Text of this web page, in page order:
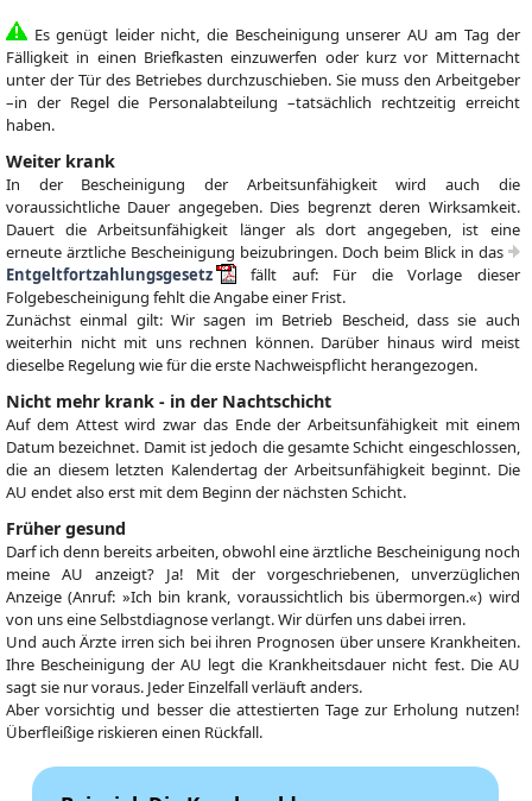
Es genügt leider nicht, die Bescheinigung unserer AU am Tag der
Fälligkeit in einen Briefkasten einzuwerfen oder kurz vor Mitternacht
unter der Tür des Betriebes durchzuschieben. Sie muss den Arbeitgeber
–in der Regel die Personalabteilung –tatsächlich rechtzeitig erreicht
haben.
Weiter krank
In der Bescheinigung der Arbeitsunfähigkeit wird auch die
voraussichtliche Dauer angegeben. Dies begrenzt deren Wirksamkeit.
Dauert die Arbeitsunfähigkeit länger als dort angegeben, ist eine
erneute ärztliche Bescheinigung beizubringen. Doch beim Blick in das
Entgeltfortzahlungsgesetz
fällt auf: Für die Vorlage dieser
Folgebescheinigung fehlt die Angabe einer Frist.
Zunächst einmal gilt: Wir sagen im Betrieb Bescheid, dass sie auch
weiterhin nicht mit uns rechnen können. Darüber hinaus wird meist
dieselbe Regelung wie für die erste Nachweispflicht herangezogen.
Nicht mehr krank - in der Nachtschicht
Auf dem Attest wird zwar das Ende der Arbeitsunfähigkeit mit einem
Datum bezeichnet. Damit ist jedoch die gesamte Schicht eingeschlossen,
die an diesem letzten Kalendertag der Arbeitsunfähigkeit beginnt. Die
AU endet also erst mit dem Beginn der nächsten Schicht.
Früher gesund
Darf ich denn bereits arbeiten, obwohl eine ärztliche Bescheinigung noch
meine AU anzeigt? Ja! Mit der vorgeschriebenen, unverzüglichen
Anzeige (Anruf: »Ich bin krank, voraussichtlich bis übermorgen.«) wird
von uns eine Selbstdiagnose verlangt. Wir dürfen uns dabei irren.
Und auch Ärzte irren sich bei ihren Prognosen über unsere Krankheiten.
Ihre Bescheinigung der AU legt die Krankheitsdauer nicht fest. Die AU
sagt sie nur voraus. Jeder Einzelfall verläuft anders.
Aber vorsichtig und besser die attestierten Tage zur Erholung nutzen!
Überfleißige riskieren einen Rückfall.